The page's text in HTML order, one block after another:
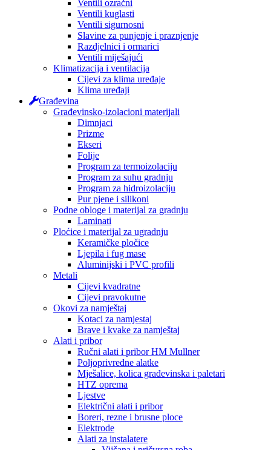
Ventili ozračni
Ventili kuglasti
Ventili sigurnosni
Slavine za punjenje i praznjenje
Razdjelnici i ormarici
Ventili miješajući
Klimatizacija i ventilacija
Cijevi za klima uređaje
Klima uređaji
Građevina
Građevinsko-izolacioni materijali
Dimnjaci
Prizme
Ekseri
Folije
Program za termoizolaciju
Program za suhu gradnju
Program za hidroizolaciju
Pur pjene i silikoni
Podne obloge i materijal za gradnju
Laminati
Ploćice i materijal za ugradnju
Keramičke pločice
Ljepila i fug mase
Aluminijski i PVC profili
Metali
Cijevi kvadratne
Cijevi pravokutne
Okovi za namještaj
Kotaci za namjestaj
Brave i kvake za namještaj
Alati i pribor
Ručni alati i pribor HM Mullner
Poljoprivredne alatke
Mješalice, kolica građevinska i paletari
HTZ oprema
Ljestve
Električni alati i pribor
Boreri, rezne i brusne ploce
Elektrode
Alati za instalatere